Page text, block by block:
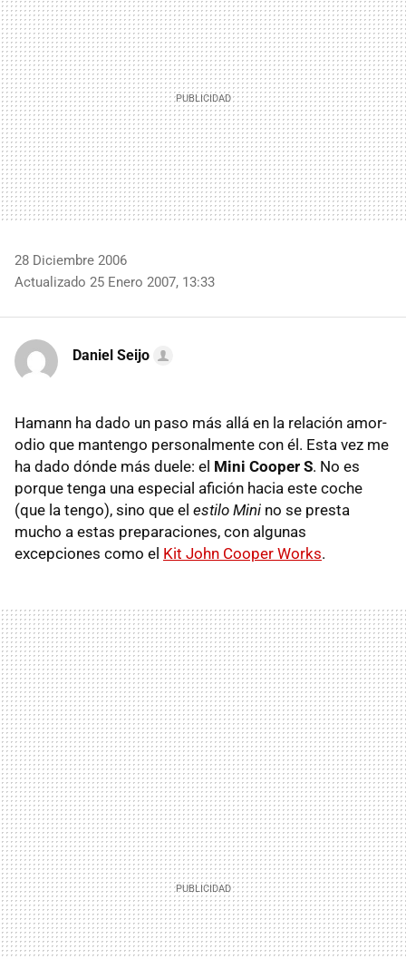
28 Diciembre 2006
Actualizado 25 Enero 2007, 13:33
Daniel Seijo
Hamann ha dado un paso más allá en la relación amor-
odio que mantengo personalmente con él. Esta vez me
ha dado dónde más duele: el Mini Cooper S. No es
porque tenga una especial afición hacia este coche
(que la tengo), sino que el estilo Mini no se presta
mucho a estas preparaciones, con algunas
excepciones como el Kit John Cooper Works.